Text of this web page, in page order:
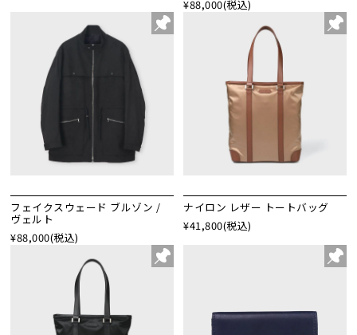
¥88,000(税込)
フェイクスウェード ブルゾン /
ヴェルト
¥88,000(税込)
ナイロン レザー トートバッグ
¥41,800(税込)